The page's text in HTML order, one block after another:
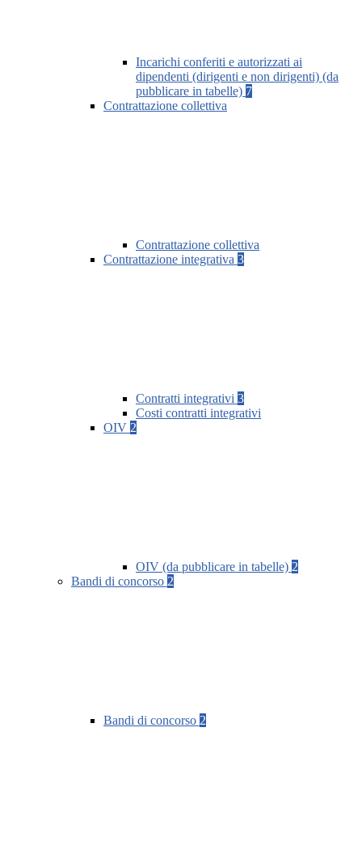
Incarichi conferiti e autorizzati ai
dipendenti (dirigenti e non dirigenti) (da
pubblicare in tabelle) 7
Contrattazione collettiva
Contrattazione collettiva
Contrattazione integrativa 3
Contratti integrativi 3
Costi contratti integrativi
OIV 2
OIV (da pubblicare in tabelle) 2
Bandi di concorso 2
Bandi di concorso 2